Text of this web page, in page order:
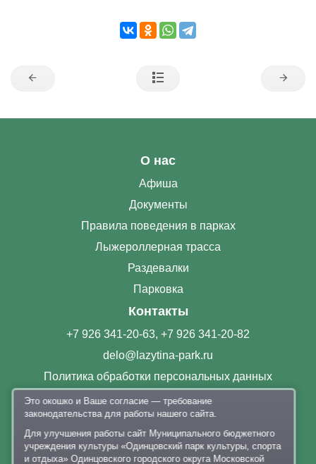
О нас
Афиша
Документы
Правила поведения в парках
Лыжероллерная трасса
Раздевалки
Парковка
Контакты
+7 926 341-20-63, +7 926 341-20-82
delo@lazytina-park.ru
Политика обработки персональных данных
Это окошко и Ваше согласие — требование
законодательства для работы нашего сайта.
Для улучшения работы сайт Муниципального бюджетного
учреждения культуры «Одинцовский парк культуры, спорта
и отдыха» Одинцовского городского округа Московской